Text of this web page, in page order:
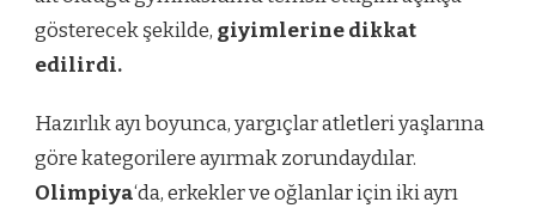
gösterecek şekilde, giyimlerine dikkat
edilirdi.
Hazırlık ayı boyunca, yargıçlar atletleri yaşlarına
göre kategorilere ayırmak zorundaydılar.
Olimpiya‘da, erkekler ve oğlanlar için iki ayrı